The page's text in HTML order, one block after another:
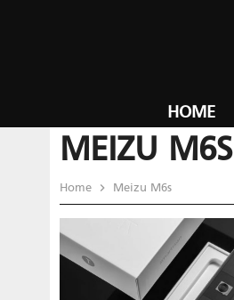
HOME
MEIZU M6S
Home Meizu M6s